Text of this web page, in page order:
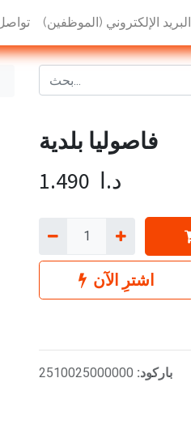
البريد الإلكتروني (الموظفين)
فاصوليا بلدية
1.490 د.ا
اشترِ الآن
باركود: 2510025000000